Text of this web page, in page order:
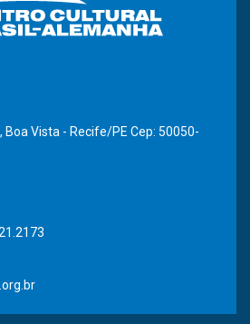
Boa Vista - Recife/PE Cep: 50050-